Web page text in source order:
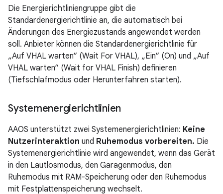
Die Energierichtliniengruppe gibt die
Standardenergierichtlinie an, die automatisch bei
Änderungen des Energiezustands angewendet werden
soll. Anbieter können die Standardenergierichtlinie für
„Auf VHAL warten“ (Wait For VHAL), „Ein“ (On) und „Auf
VHAL warten“ (Wait for VHAL Finish) definieren
(Tiefschlafmodus oder Herunterfahren starten).
Systemenergierichtlinien
AAOS unterstützt zwei Systemenergierichtlinien: Keine
Nutzerinteraktion und Ruhemodus vorbereiten. Die
Systemenergierichtlinie wird angewendet, wenn das Gerät
in den Lautlosmodus, den Garagenmodus, den
Ruhemodus mit RAM-Speicherung oder den Ruhemodus
mit Festplattenspeicherung wechselt.